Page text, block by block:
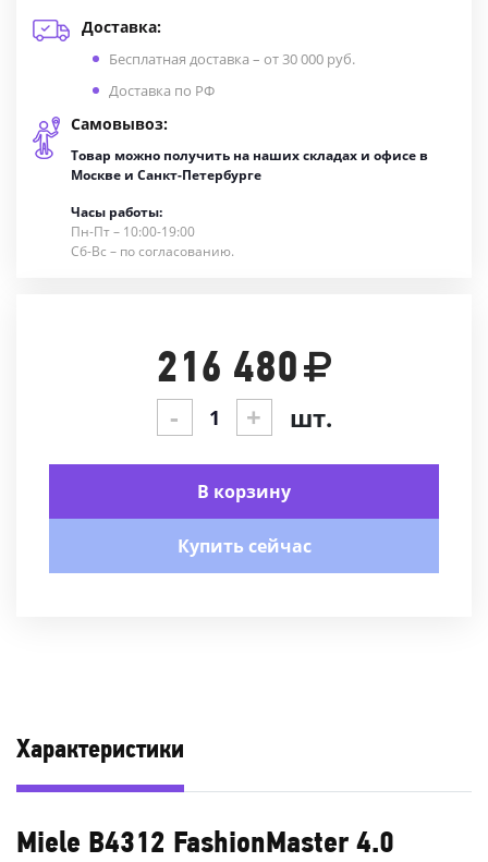
Доставка:
Бесплатная доставка – от 30 000 руб.
Доставка по РФ
Самовывоз:
Товар можно получить на наших складах и офисе в
Москве и Санкт-Петербурге
Часы работы:
Пн-Пт – 10:00-19:00
Сб-Вс – по согласованию.
216 480
- + шт.
В корзину
Купить сейчас
Характеристики
Miele B4312 FashionMaster 4.0